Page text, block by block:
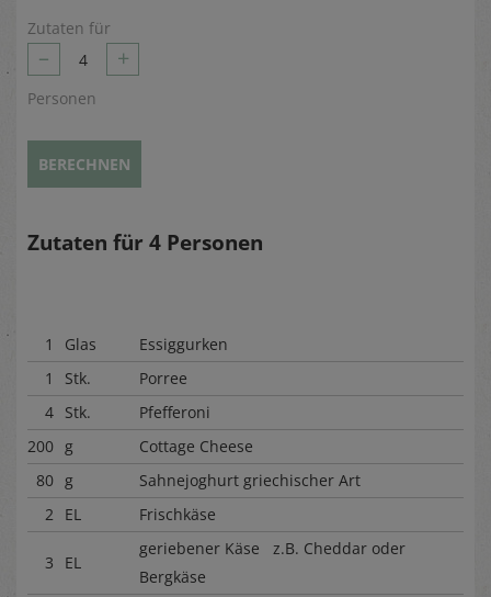
Zutaten für
– 4 +
Personen
BERECHNEN
Zutaten für 4 Personen
1 Glas
Essiggurken
1
Stk.
Porree
4 Stk.
Pfefferoni
200 g
Cottage Cheese
80 g
Sahnejoghurt griechischer Art
2 EL Frischkäse
3 EL
geriebener Käse z.B. Cheddar oder
Bergkäse